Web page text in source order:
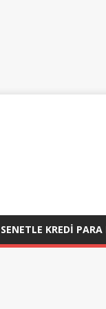
SENETLE KREDI